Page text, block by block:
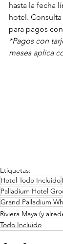
hasta la fecha
hotel.
para pagos
*Pagos con
meses aplica
Etiquetas:
Hotel Todo Incluido
Palladium Hotel
Grand Palladium
Riviera Maya (y
Todo Incluido